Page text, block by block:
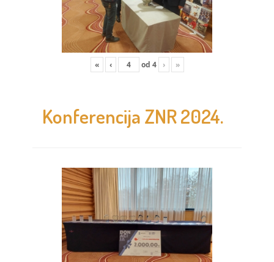
« ‹ od 4 › »
Konferencija ZNR 2024.